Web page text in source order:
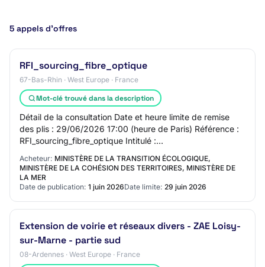
5 appels d’offres
RFI_sourcing_fibre_optique
67-Bas-Rhin · West Europe · France
Mot-clé trouvé dans la description
Détail de la consultation Date et heure limite de remise
des plis : 29/06/2026 17:00 (heure de Paris) Référence :
RFI_sourcing_fibre_optique Intitulé :
RFI_sourcing_fibre_optique Objet : Dans la pers…
Acheteur: MINISTÈRE DE LA TRANSITION ÉCOLOGIQUE,
MINISTÈRE DE LA COHÉSION DES TERRITOIRES, MINISTÈRE DE
LA MER
Date de publication: 1 juin 2026Date limite: 29 juin 2026
Extension de voirie et réseaux divers - ZAE Loisy-
sur-Marne - partie sud
08-Ardennes · West Europe · France